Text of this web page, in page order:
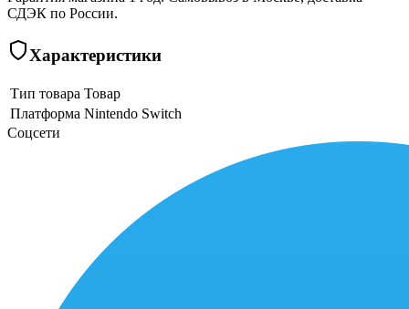
СДЭК по России.
Характеристики
Тип товара Товар
Платформа Nintendo Switch
Соцсети